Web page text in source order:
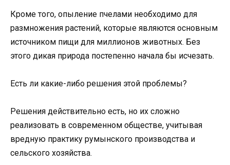
Кроме того, опыление пчелами необходимо для
размножения растений, которые являются основным
источником пищи для миллионов животных. Без
этого дикая природа постепенно начала бы исчезать.
Есть ли какие-либо решения этой проблемы?
Решения действительно есть, но их сложно
реализовать в современном обществе, учитывая
вредную практику румынского производства и
сельского хозяйства.